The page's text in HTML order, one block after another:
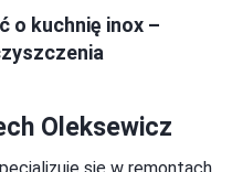
o kuchnię inox –
Oleksewicz